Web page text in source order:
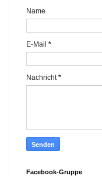
Name
E-Mail *
Nachricht*
Facebook-Gruppe